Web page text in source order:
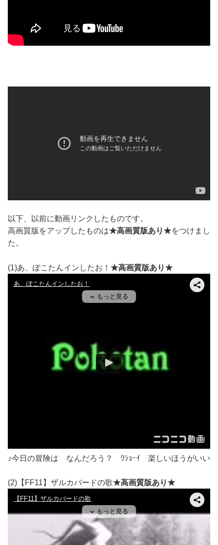
以下、以前に動画リンクしたものです。
高画質版をアップしたものは★高画質版あり★をつけまし
た。
(1)あ、ぽこたんインしたお！ ★高画質版あり★
♪今日の冒険は なんだろう？ ﾜｼｮｰｲ 楽しいほうがいい
(2)【FF11】ザルカバードの歌★高画質版あり★